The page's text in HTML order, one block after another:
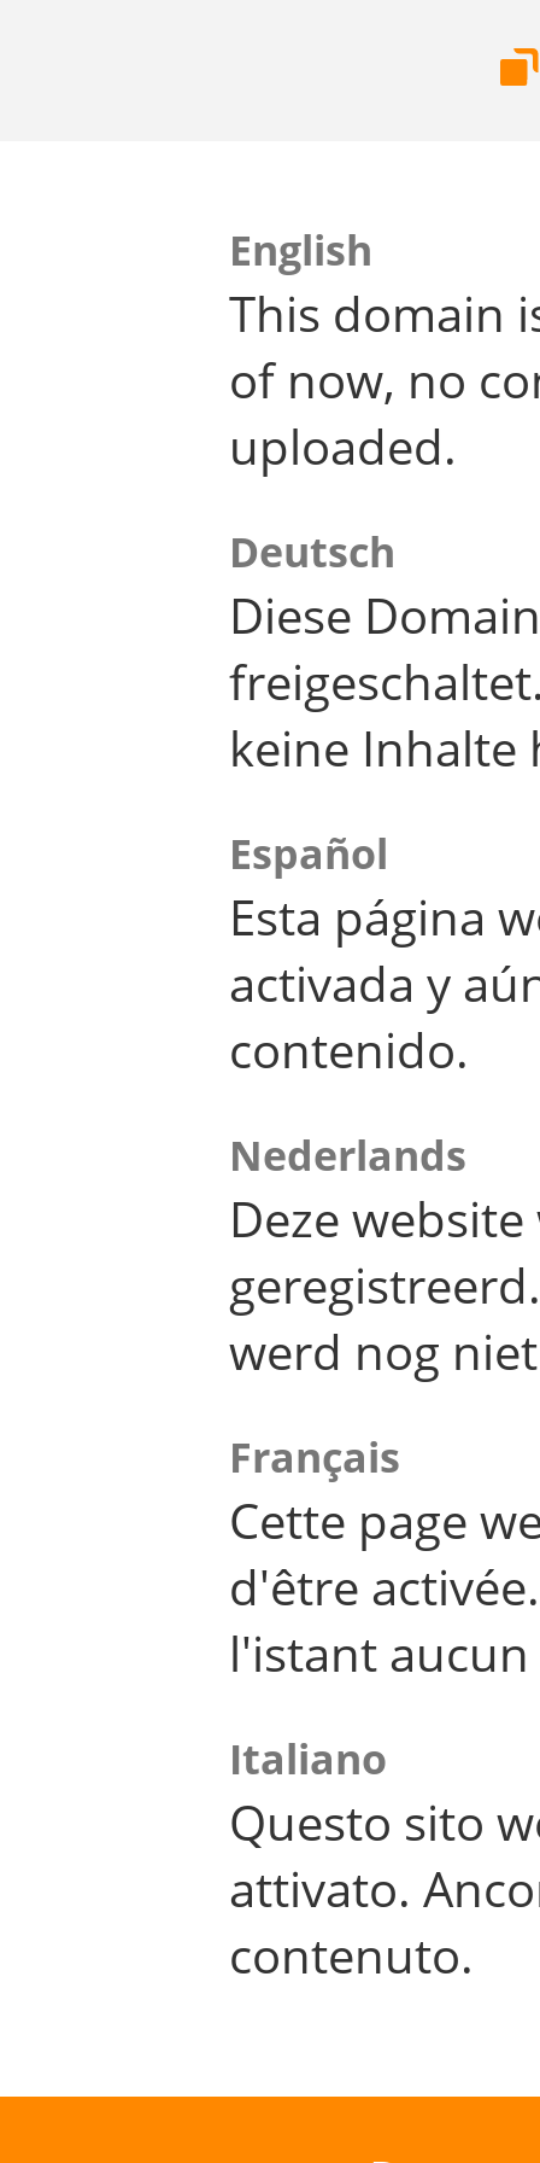
English
This domain
of now, no
uploaded.
Deutsch
Diese
keine Inhalte
Español
Esta página
activada y
contenido.
Nederlands
Deze
werd nog
Français
Cette page
d'être
l'istant
Italiano
Questo sito
attivato.
contenuto.